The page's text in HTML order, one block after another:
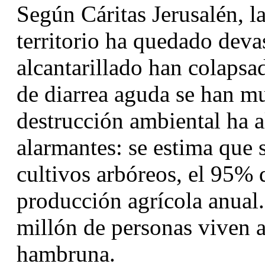
Según Cáritas Jerusalén,
territorio ha quedado
alcantarillado han
de diarrea aguda se han
destrucción ambiental ha
alarmantes: se estima
cultivos arbóreos, el 95%
producción agrícola
millón de personas viven
hambruna.